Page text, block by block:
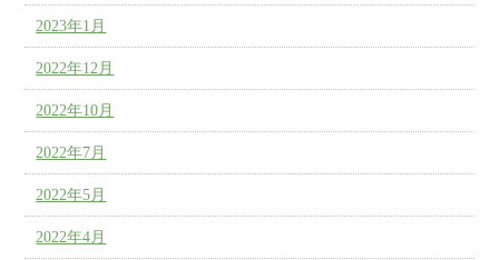
2023年1月
2022年12月
2022年10月
2022年7月
2022年5月
2022年4月